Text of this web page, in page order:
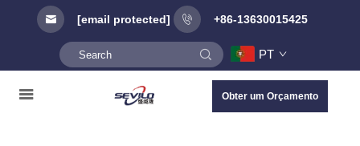
[email protected] +86-13630015425
PT
Obter um Orçamento